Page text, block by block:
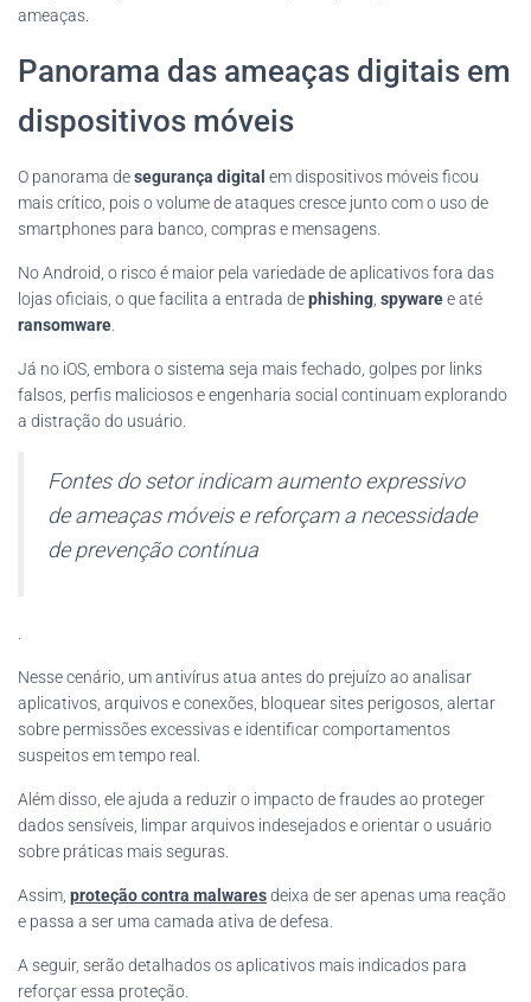
ameaças.
Panorama das ameaças digitais em
dispositivos móveis
O panorama desegurança digital em dispositivos móveis ficou
mais crítico, pois o volume de ataques cresce junto com o uso de
smartphones para banco, compras e mensagens.
No Android, o risco é maior pela variedade de aplicativos fora das
lojas oficiais, o que facilita a entrada dephishing spywaree até
ransomware
Já no iOS, embora o sistema seja mais fechado, golpes por links
falsos, perfis maliciosos e engenharia social continuam explorando
a distração do usuário.
Fontes do setor indicam aumento expressivo
de ameaças móveis e reforçam a necessidade
de prevenção contínua
Nesse cenário, um antivírus atua antes do prejuízo ao analisar
aplicativos, arquivos e conexões, bloquear sites perigosos, alertar
sobre permissões excessivas e identificar comportamentos
suspeitos em tempo real.
Além disso, ele ajuda a reduzir o impacto de fraudes ao proteger
dados sensíveis, limpar arquivos indesejados e orientar o usuário
sobre práticas mais seguras.
Assim, proteção contra malwaresdeixa de ser apenas uma reação
e passa a ser uma camada ativa de defesa.
A seguir, serão detalhados os aplicativos mais indicados para
reforçar essa proteção.